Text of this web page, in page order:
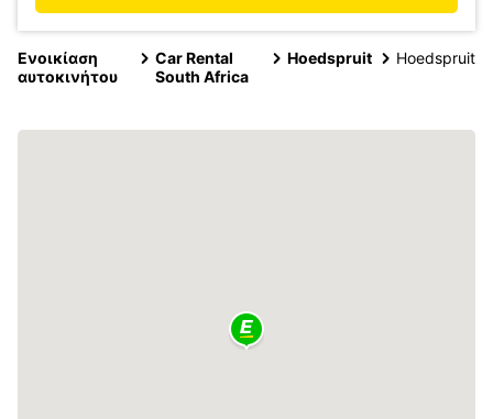
Ενοικίαση
αυτοκινήτου
Car Rental
South Africa
Hoedspruit Hoedspruit